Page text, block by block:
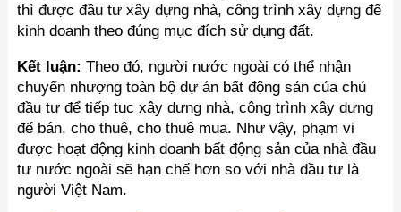
thì được đầu tư xây dựng nhà, công trình xây dựng để
kinh doanh theo đúng mục đích sử dụng đất.
Kết luận:Theo đó, người nước ngoài có thể nhận
chuyển nhượng toàn bộ dự án bất động sản của chủ
đầu tư để tiếp tục xây dựng nhà, công trình xây dựng
để bán, cho thuê, cho thuê mua. Như vậy, phạm vi
được hoạt động kinh doanh bất động sản của nhà đầu
tư nước ngoài sẽ hạn chế hơn so với nhà đầu tư là
người Việt Nam.